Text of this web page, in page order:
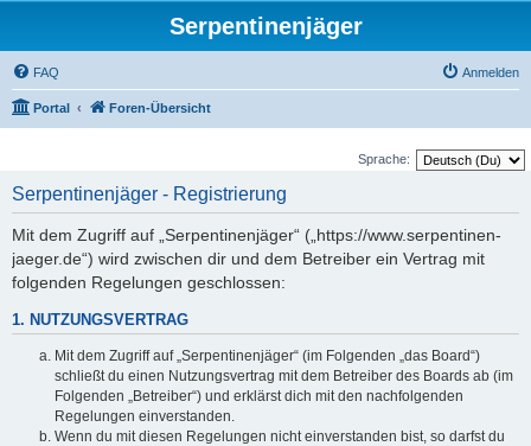
Serpentinenjäger
FAQ Anmelden
Portal Foren-Übersicht
Sprache:
Serpentinenjäger - Registrierung
Mit dem Zugriff auf „Serpentinenjäger“ („https://www.serpentinen-
jaeger.de“) wird zwischen dir und dem Betreiber ein Vertrag mit
folgenden Regelungen geschlossen:
1. NUTZUNGSVERTRAG
Mit dem Zugriff auf „Serpentinenjäger“ (im Folgenden „das Board“)
schließt du einen Nutzungsvertrag mit dem Betreiber des Boards ab (im
Folgenden „Betreiber“) und erklärst dich mit den nachfolgenden
Regelungen einverstanden.
Wenn du mit diesen Regelungen nicht einverstanden bist, so darfst du